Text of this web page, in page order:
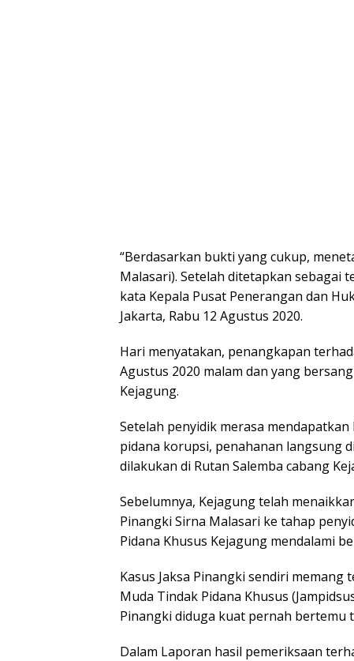
“Berdasarkan bukti yang cukup,
Malasari). Setelah ditetapkan sebagai
kata Kepala Pusat Penerangan dan
Jakarta, Rabu 12 Agustus 2020.
Hari menyatakan, penangkapan
Agustus 2020 malam dan yang
Kejagung.
Setelah penyidik merasa
pidana korupsi, penahanan langsung
dilakukan di Rutan Salemba cabang
Sebelumnya, Kejagung telah
Pinangki Sirna Malasari ke tahap
Pidana Khusus Kejagung mendalami
Kasus Jaksa Pinangki sendiri
Muda Tindak Pidana Khusus
Pinangki diduga kuat pernah bertemu
Dalam Laporan hasil pemeriksaan